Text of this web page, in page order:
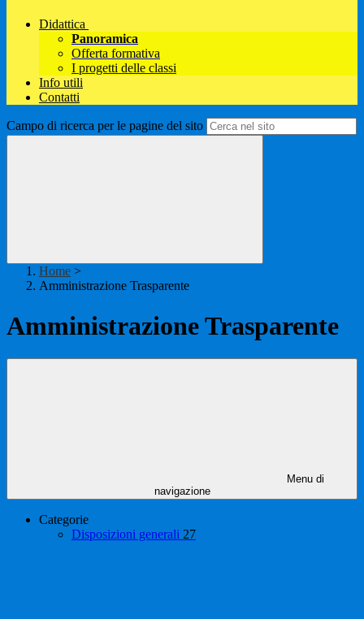
Didattica
Panoramica
Offerta formativa
I progetti delle classi
Info utili
Contatti
Campo di ricerca per le pagine del sito
Home >
Amministrazione Trasparente
Amministrazione Trasparente
Menu di
navigazione
Categorie
Disposizioni generali 27